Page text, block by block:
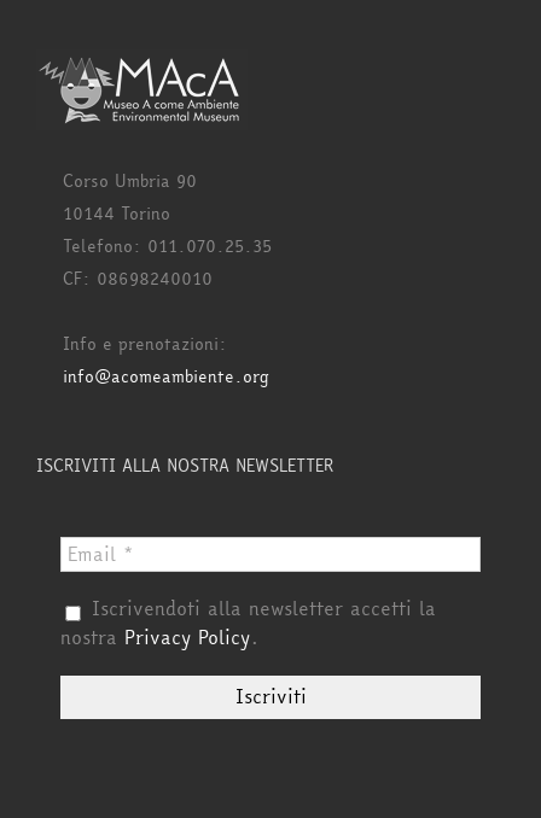
Corso Umbria 90
10144 Torino
Telefono: 011.070.25.35
CF: 08698240010
Info e prenotazioni:
info@acomeambiente.org
ISCRIVITI ALLA NOSTRA NEWSLETTER
Iscrivendoti alla newsletter accetti la
nostra Privacy Policy.